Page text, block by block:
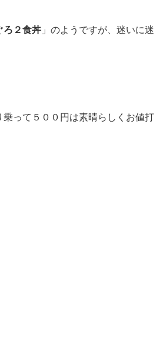
ろ２食丼 」のようですが、迷いに迷
って５００円は素晴らしくお値打